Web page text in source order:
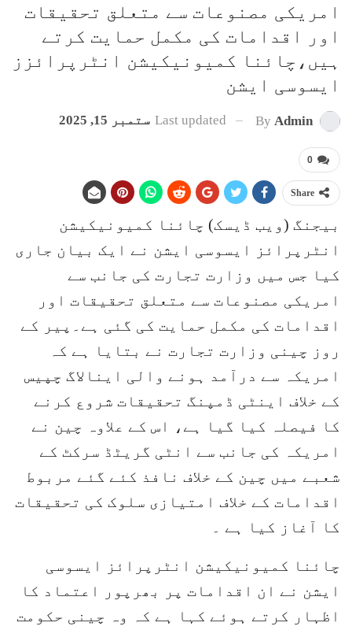
امریکی مصنوعات سے متعلق تحقیقات
اور اقدامات کی مکمل حمایت کرتے
ہیں،چائنا کمیونیکیشن انٹرپرائزز
ایسوسی ایشن
By Admin
Last updated ستمبر 15, 2025
0
Share
بیجنگ (ویب ڈیسک) چائنا کمیونیکیشن
انٹرپرائز ایسوسی ایشن نے ایک بیان جاری
کیا جس میں وزارت تجارت کی جانب سے
امریکی مصنوعات سے متعلق تحقیقات اور
اقدامات کی مکمل حمایت کی گئی ہے۔پیر کے
روز چینی وزارت تجارت نے بتایا ہے کہ
امریکہ سے درآمد ہونے والی اینالاگ چپیس
کے خلاف اینٹی ڈمپنگ تحقیقات شروع کرنے
کا فیصلہ کیا گیا ہے، اس کے علاوہ چین نے
امریکہ کی جانب سے انٹی گریٹڈ سرکٹ کے
شعبے میں چین کے خلاف نافذ کئے گئے مربوط
اقدامات کے خلاف امتیازی سلوک کی تحقیقات
کا آغاز کیا ہے ۔
چائنا کمیونیکیشن انٹرپرائز ایسوسی
ایشن نے ان اقدامات پر بھرپور اعتماد کا
اظہار کرتے ہوئے کہا ہے کہ وہ چینی حکومت